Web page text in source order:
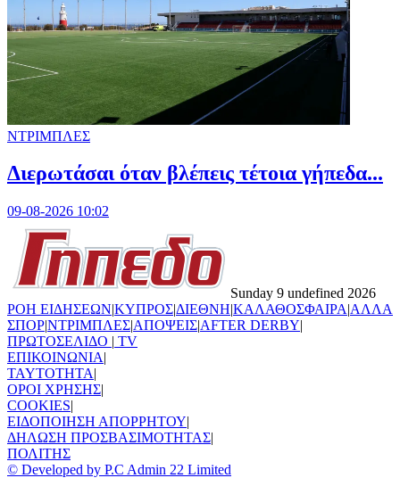
ΝΤΡΙΜΠΛΕΣ
Διερωτάσαι όταν βλέπεις τέτοια γήπεδα...
09-08-2026 10:02
Sunday 9 undefined 2026
ΡΟΗ ΕΙΔΗΣΕΩΝ|ΚΥΠΡΟΣ|ΔΙΕΘΝΗ|ΚΑΛΑΘΟΣΦΑΙΡΑ|ΑΛΛΑ
ΣΠΟΡ|ΝΤΡΙΜΠΛΕΣ|ΑΠΟΨΕΙΣ|AFTER DERBY|
ΠΡΩΤΟΣΕΛΙΔΟ | TV
ΕΠΙΚΟΙΝΩΝΙΑ|
TAYTOTHTA|
ΟΡΟΙ ΧΡΗΣΗΣ|
COOKIES|
ΕΙΔΟΠΟΙΗΣΗ ΑΠΟΡΡΗΤΟΥ|
ΔΗΛΩΣΗ ΠΡΟΣΒΑΣΙΜΟΤΗΤΑΣ|
ΠΟΛΙΤΗΣ
© Developed by P.C Admin 22 Limited